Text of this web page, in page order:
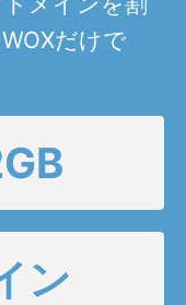
だけで
ン